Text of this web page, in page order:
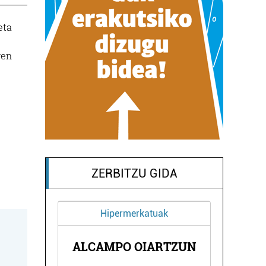
ZERBITZU GIDA
Hipermerkatuak
ALCAMPO OIARTZUN